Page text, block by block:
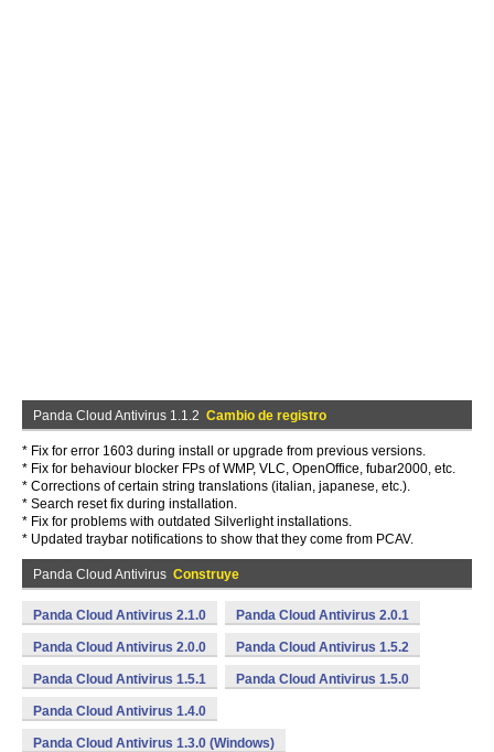
Panda Cloud Antivirus 1.1.2 Cambio de registro
* Fix for error 1603 during install or upgrade from previous versions.
* Fix for behaviour blocker FPs of WMP, VLC, OpenOffice, fubar2000, etc.
* Corrections of certain string translations (italian, japanese, etc.).
* Search reset fix during installation.
* Fix for problems with outdated Silverlight installations.
* Updated traybar notifications to show that they come from PCAV.
Panda Cloud Antivirus Construye
Panda Cloud Antivirus 2.1.0 Panda Cloud Antivirus 2.0.1
Panda Cloud Antivirus 2.0.0 Panda Cloud Antivirus 1.5.2
Panda Cloud Antivirus 1.5.1 Panda Cloud Antivirus 1.5.0
Panda Cloud Antivirus 1.4.0
Panda Cloud Antivirus 1.3.0 (Windows)